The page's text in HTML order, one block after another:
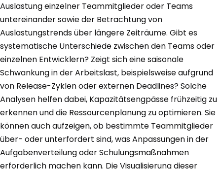
Auslastung einzelner Teammitglieder oder Teams
untereinander sowie der Betrachtung von
Auslastungstrends über längere Zeiträume. Gibt es
systematische Unterschiede zwischen den Teams oder
einzelnen Entwicklern? Zeigt sich eine saisonale
Schwankung in der Arbeitslast, beispielsweise aufgrund
von Release-Zyklen oder externen Deadlines? Solche
Analysen helfen dabei, Kapazitätsengpässe frühzeitig zu
erkennen und die Ressourcenplanung zu optimieren. Sie
können auch aufzeigen, ob bestimmte Teammitglieder
über- oder unterfordert sind, was Anpassungen in der
Aufgabenverteilung oder Schulungsmaßnahmen
erforderlich machen kann. Die Visualisierung dieser